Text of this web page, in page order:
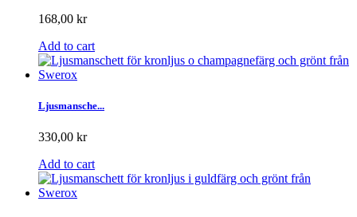
168,00 kr
Add to cart
Ljusmansche...
330,00 kr
Add to cart